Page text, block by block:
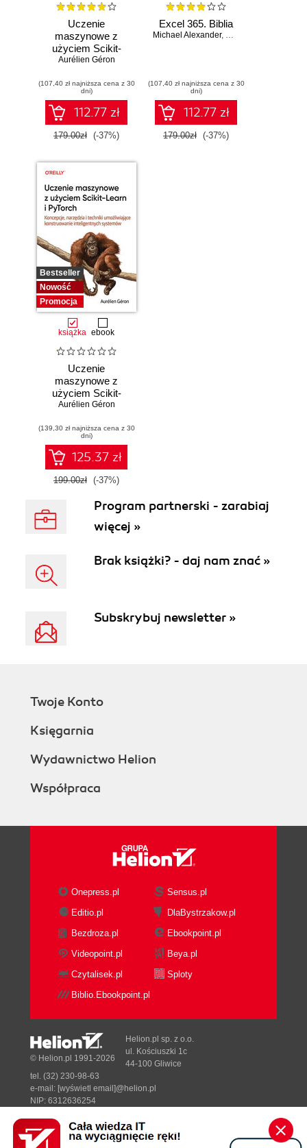
Uczenie
maszynowe z
użyciem Scikit-
Learn, Keras i
Wydanie III
Aurélien Géron
(107,40 zł najniższa cena z 30
dni)
112.77 zł
179.00zł (-37%)
Excel 365. Biblia
Michael Alexander, Dick Kusleika
(107,40 zł najniższa cena z 30
dni)
112.77 zł
179.00zł (-37%)
Bestseller
Nowość
Promocja
książka ebook
Uczenie
maszynowe z
użyciem Scikit-
Learn i PyTorch.
narzędzia i techniki
umożliwiające
konstruowanie
inteligentnych
systemów
Aurélien Géron
(139,30 zł najniższa cena z 30
dni)
125.37 zł
199.00zł (-37%)
Program partnerski - zarabiaj
więcej »
Brak książki? - daj nam znać »
Subskrybuj newsletter »
Twoje Konto
Księgarnia
Wydawnictwo Helion
Współpraca
Onepress.pl
Sensus.pl
Editio.pl
DlaBystrzakow.pl
Bezdroza.pl
Ebookpoint.pl
Videopoint.pl
Beya.pl
Czytalisek.pl
Sploty
Biblio.Ebookpoint.pl
Designed with ♥ byTonik.pl
© Helion.pl 1991-2026
Helion.pl sp. z o.o.
ul. Kościuszki 1c
44-100 Gliwice
tel. (32) 230-98-63
e-mail: [wyświetl email]@helion.pl
NIP: 6312636254